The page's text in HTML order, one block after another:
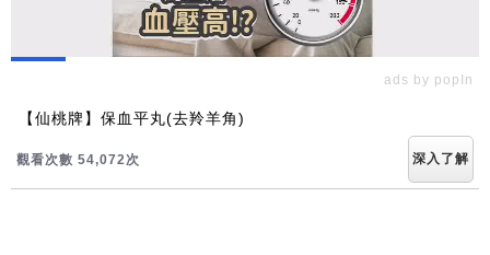
ads by popIn
【仙桃牌】保血平丸(去羚羊角)
觀看次數 54,072次 深入了解